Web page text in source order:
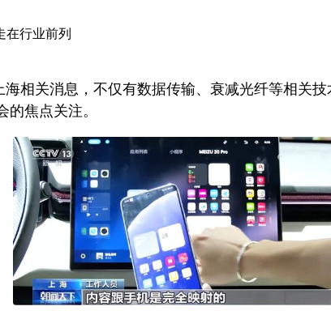
在行业前列
相关消息，不仅有数据传输、衰减光纤等相关
焦点关注。